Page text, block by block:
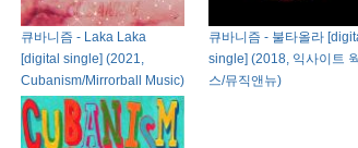
큐바니즘 - Laka Laka
[digital single] (2021,
Cubanism/Mirrorball Music)
큐바니즘 - 불타올라
single] (2018, 익사이트 웍
스/뮤직앤뉴)